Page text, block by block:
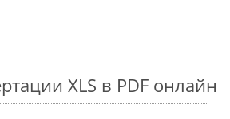
XLS в PDF онлайн